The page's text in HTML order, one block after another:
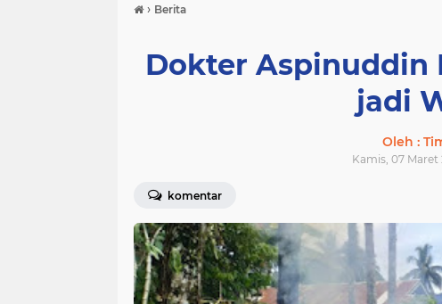
› Berita
Dokter Aspinuddin
jadi
Oleh :
Kamis, 07
komentar